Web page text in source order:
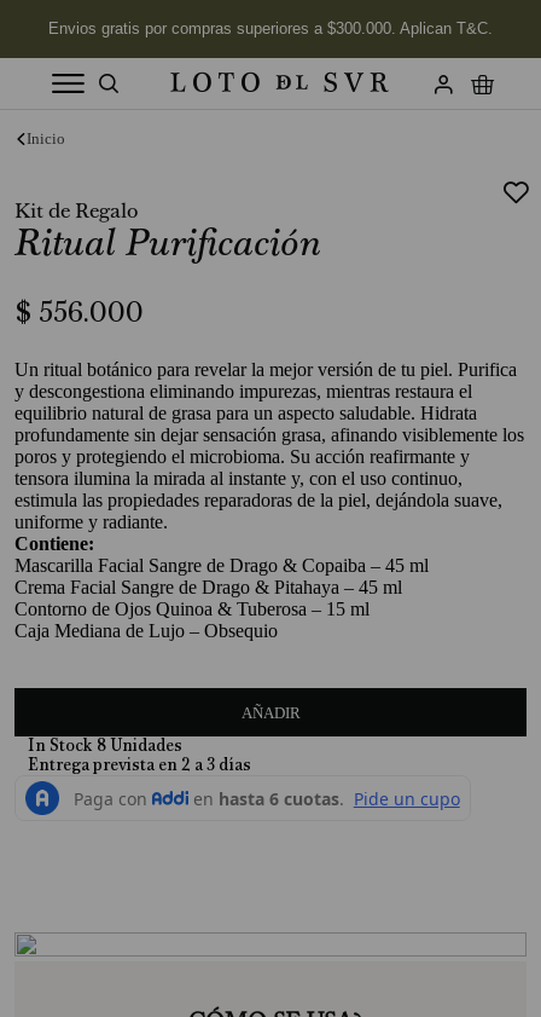
Kit de Regalo
Ritual Purificación
$ 556.000
Un ritual botánico para revelar la mejor versión de tu piel. Purifica
y descongestiona eliminando impurezas, mientras restaura el
equilibrio natural de grasa para un aspecto saludable. Hidrata
profundamente sin dejar sensación grasa, afinando visiblemente los
poros y protegiendo el microbioma. Su acción reafirmante y
tensora ilumina la mirada al instante y, con el uso continuo,
estimula las propiedades reparadoras de la piel, dejándola suave,
uniforme y radiante.
Contiene:
Mascarilla Facial Sangre de Drago & Copaiba – 45 ml
Crema Facial Sangre de Drago & Pitahaya – 45 ml
Contorno de Ojos Quinoa & Tuberosa – 15 ml
Caja Mediana de Lujo – Obsequio
AÑADIR
In Stock 8Unidades
Términos más buscados
2. Labios
4 Velas
5
6. Kits
7. Jabón Cuerpo
8. Desodorante
9. Tonka
10. Mimosa